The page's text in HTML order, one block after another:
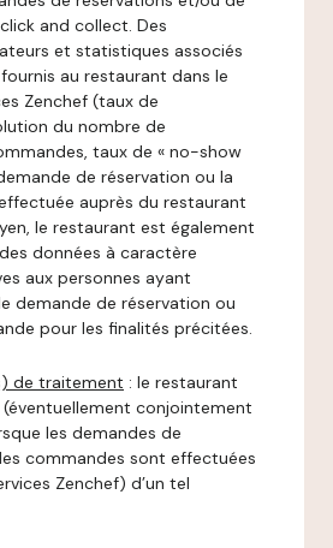
and collect. Des
et statistiques associés
au restaurant dans le
Zenchef (taux de
du nombre de
taux de « no-show
de réservation ou la
auprès du restaurant
le restaurant est également
données à caractère
aux personnes ayant
demande de réservation ou
pour les finalités précitées.
de traitement : le restaurant
conjointement
les demandes de
commandes sont effectuées
Zenchef) d’un tel